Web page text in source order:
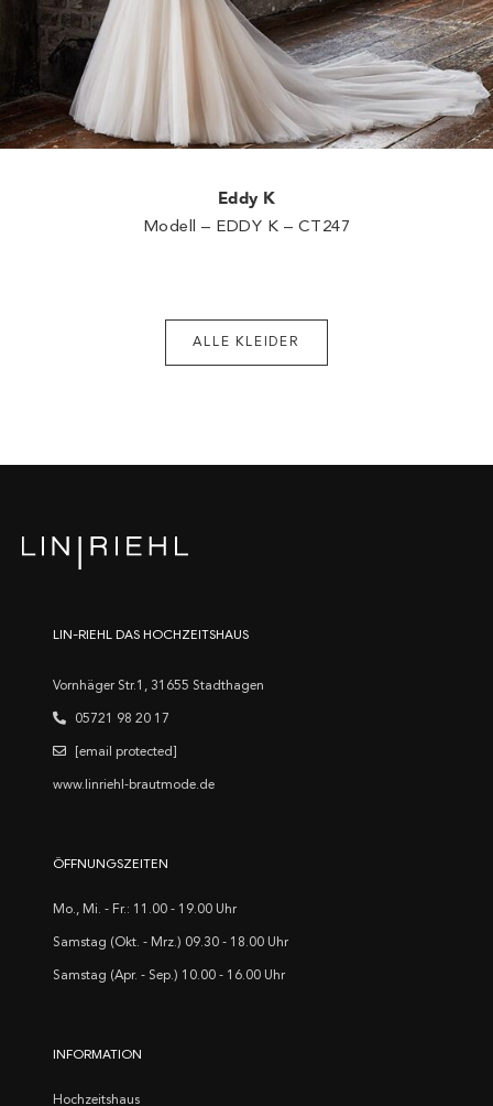
Eddy K
Modell – EDDY K – CT247
ALLE KLEIDER
LIN-RIEHL DAS HOCHZEITSHAUS
Vornhäger Str.1, 31655 Stadthagen
05721 98 20 17
[email protected]
www.linriehl-brautmode.de
ÖFFNUNGSZEITEN
Mo., Mi. - Fr.: 11.00 - 19.00 Uhr
Samstag (Okt. - Mrz.) 09.30 - 18.00 Uhr
Samstag (Apr. - Sep.) 10.00 - 16.00 Uhr
INFORMATION
Hochzeitshaus